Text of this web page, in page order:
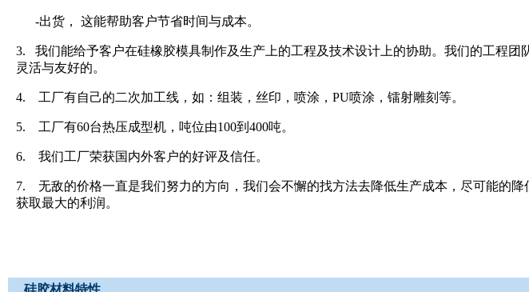
-出货， 这能帮助客户节省时间与成本。
3. 我们能给予客户在硅橡胶模具制作及生产上的工程及技术设计上的协助。我们的工程团
灵活与友好的。
4. 工厂有自己的二次加工线，如：组装，丝印，喷涂，PU喷涂，镭射雕刻等。
5. 工厂有60台热压成型机，吨位由100到400吨。
6. 我们工厂荣获国内外客户的好评及信任。
7. 无敌的价格一直是我们努力的方向，我们会不懈的找方法去降低生产成本，尽可能的降
获取最大的利润。
硅胶材料特性